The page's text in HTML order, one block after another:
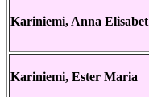
Kariniemi, Anna Elisabet
Kariniemi, Ester Maria